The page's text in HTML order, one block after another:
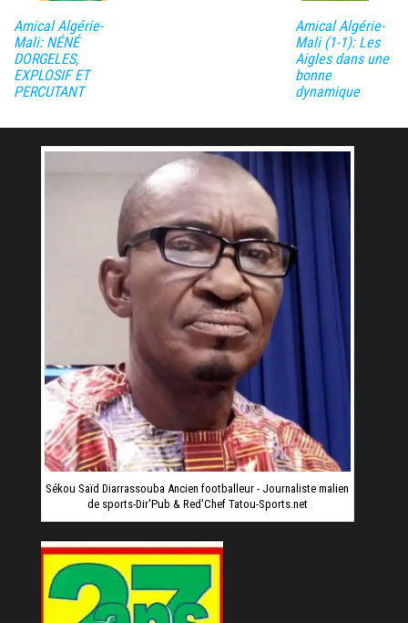
Amical Algérie-
Mali: NÉNÉ
DORGELES,
EXPLOSIF ET
PERCUTANT
Amical Algérie-
Mali (1-1): Les
Aigles dans une
bonne
dynamique
Sékou Saïd Diarrassouba Ancien footballeur - Journaliste malien
de sports-Dir'Pub & Red'Chef Tatou-Sports.net